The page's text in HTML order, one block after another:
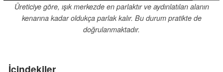
Üreticiye göre, ışık merkezde en parlaktır ve aydınlatılan alanın
kenarına kadar oldukça parlak kalır. Bu durum pratikte de
doğrulanmaktadır.
İçindekiler